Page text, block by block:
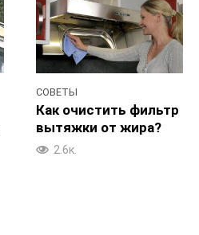
СОВЕТЫ
Как очистить фильтр
вытяжки от жира?
2.6к.